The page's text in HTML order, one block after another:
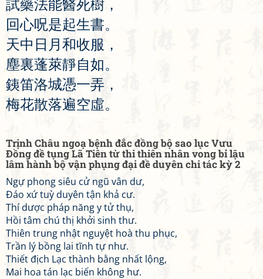
試藥法能醫死樹 ，
回心呪是起生書。
天中 日 月 和收服 ，
塵裏蓬萊靜自如。
銕笛洛城憑一弄 ，
梅花散落遍空虛。
Trịnh Châu ngoạ bệnh đắc đồng bộ sao lục Vưu
Đồng đề tụng Lã Tiên từ thi thiên nhân vong bỉ lậu
lâm hành bộ vận phụng đại đề duyên chi tác kỳ 2
Ngự phong siêu cử ngũ vân dư,
Đáo xứ tuỳ duyên tận khả cư.
Thí dược pháp năng y tử thụ,
Hồi tâm chú thị khởi sinh thư.
Thiên trung nhật nguyệt hoà thu phục,
Trần lý bồng lai tĩnh tự như.
Thiết địch Lạc thành bằng nhất lộng,
Mai hoa tán lạc biến không hư.